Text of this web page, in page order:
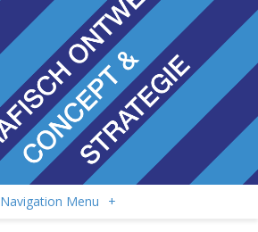
Navigation Menu +